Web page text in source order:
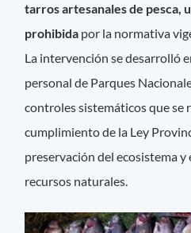
tarros artesanales de pesca,
prohibida por la normativa
La intervención se desarrolló
personal de Parques
controles sistemáticos que se
cumplimiento de la Ley
preservación del ecosistema y
recursos naturales.